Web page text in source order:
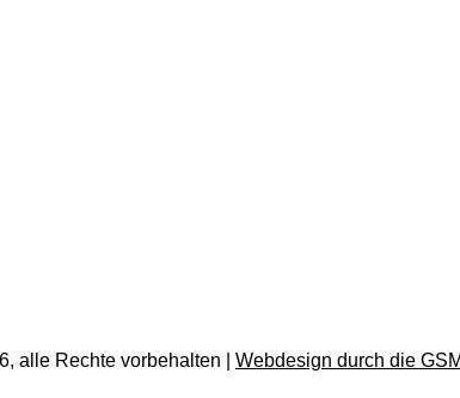
alle Rechte vorbehalten | Webdesign durch die